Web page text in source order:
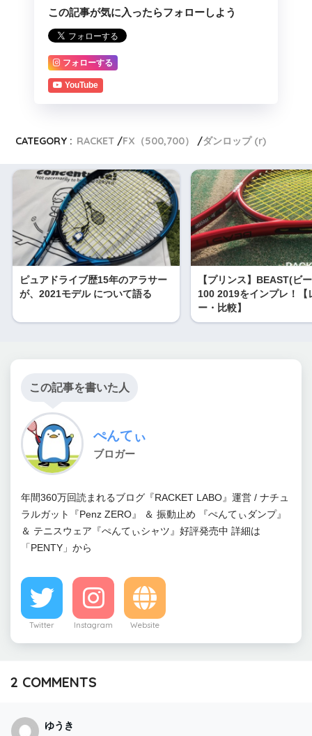
この記事が気に入ったらフォローしよう
フォローする
YouTube
CATEGORY : RACKET FX（500,700） ダンロップ (r)
ピュアドライブ歴15年のアラサー
が、2021モデル について語る
【プリンス】BEAST(ビ
100 2019をインプレ！【
ー・比較】
この記事を書いた人
ぺんてぃ
ブロガー
年間360万回読まれるブログ『RACKET LABO』運営 / ナチュ
ラルガット『Penz ZERO』 ＆ 振動止め 『ぺんてぃダンプ』
＆ テニスウェア『ぺんてぃシャツ』好評発売中 詳細は
「PENTY」から
Twitter Instagram Website
2 COMMENTS
ゆうき